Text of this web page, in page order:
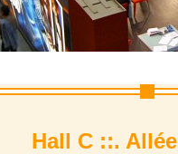
Hall C ::.